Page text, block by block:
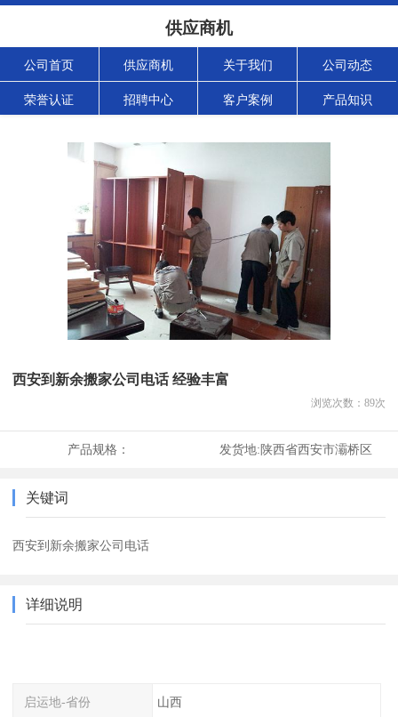
供应商机
公司首页 供应商机 关于我们 公司动态
荣誉认证 招聘中心 客户案例 产品知识
西安到新余搬家公司电话 经验丰富
浏览次数： 89次
产品规格： 发货地:陕西省西安市灞桥区
关键词
西安到新余搬家公司电话
详细说明
启运地-省份 山西